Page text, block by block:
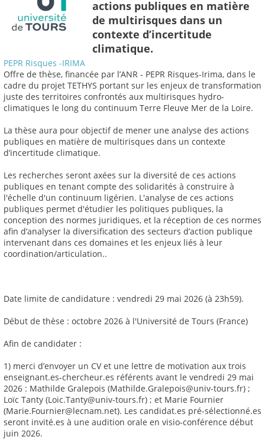
actions publiques en matière
de multirisques dans un
contexte d’incertitude
climatique.
PEPR Risques -IRIMA
Offre de thèse, financée par l’ANR - PEPR Risques-Irima, dans le
cadre du projet TETHYS portant sur les enjeux de transformation
juste des territoires confrontés aux multirisques hydro-
climatiques le long du continuum Terre Fleuve Mer de la Loire.
La thèse aura pour objectif de mener une analyse des actions
publiques en matière de multirisques dans un contexte
d’incertitude climatique.
Les recherches seront axées sur la diversité de ces actions
publiques en tenant compte des solidarités à construire à
l'échelle d'un continuum ligérien. L'analyse de ces actions
publiques permet d'étudier les politiques publiques, la
conception des normes juridiques, et la réception de ces normes
afin d’analyser la diversification des secteurs d’action publique
intervenant dans ces domaines et les enjeux liés à leur
coordination/articulation..
Date limite de candidature : vendredi 29 mai 2026 (à 23h59).
Début de thèse : octobre 2026 à l'Université de Tours (France)
Afin de candidater :
1) merci d’envoyer un CV et une lettre de motivation aux trois
enseignant.es-chercheur.es référents avant le vendredi 29 mai
2026 : Mathilde Gralepois (Mathilde.Gralepois@univ-tours.fr) ;
Loïc Tanty (Loic.Tanty@univ-tours.fr) ; et Marie Fournier
(Marie.Fournier@lecnam.net). Les candidat.es pré-sélectionné.es
seront invité.es à une audition orale en visio-conférence début
juin 2026.